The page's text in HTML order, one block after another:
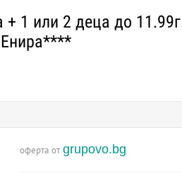
или 2 деца до
Енира****
оферта от grupovo.bg